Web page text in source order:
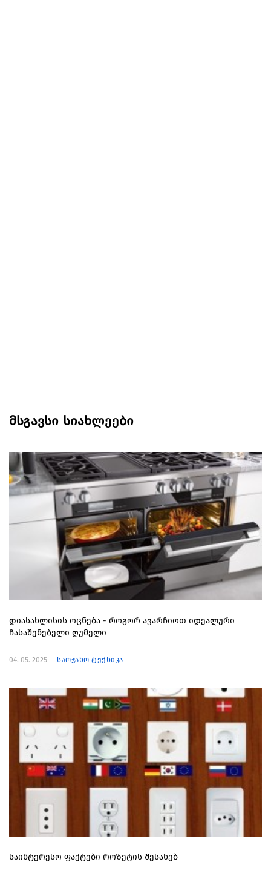
მსგავსი სიახლეები
დიასახლისის ოცნება - როგორ ავარჩიოთ იდეალური
ჩასაშენებელი ღუმელი
04. 05. 2025 საოჯახო ტექნიკა
საინტერესო ფაქტები როზეტის შესახებ